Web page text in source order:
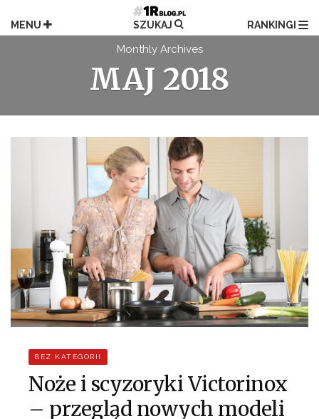
do
treści
MENU SZUKAJ RANKINGI
Monthly Archives
MAJ 2018
BEZ KATEGORII
Noże i scyzoryki Victorinox
– przegląd nowych modeli